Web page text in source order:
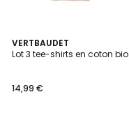
VERTBAUDET
Lot 3 tee-shirts en coton bio
14,99 €